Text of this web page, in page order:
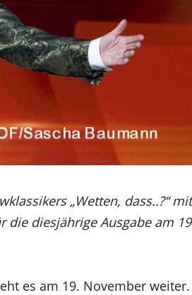
„Wetten, dass..?“ mit
die diesjährige Ausgabe am
es am 19. November weiter.